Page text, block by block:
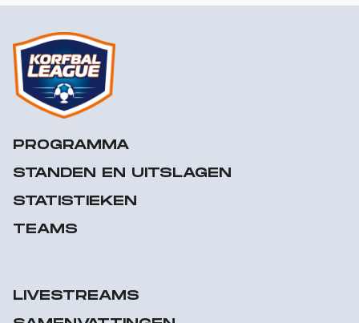
PROGRAMMA
STANDEN EN UITSLAGEN
STATISTIEKEN
TEAMS
LIVESTREAMS